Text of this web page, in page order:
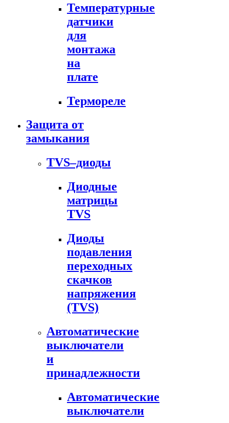
Температурные
датчики
для
монтажа
на
плате
Термореле
Защита от
замыкания
TVS–диоды
Диодные
матрицы
TVS
Диоды
подавления
переходных
скачков
напряжения
(TVS)
Автоматические
выключатели
и
принадлежности
Автоматические
выключатели